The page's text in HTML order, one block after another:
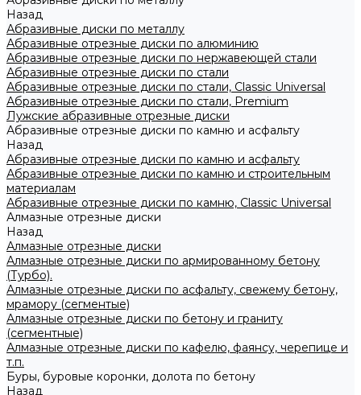
Назад
Абразивные диски по металлу
Абразивные отрезные диски по алюминию
Абразивные отрезные диски по нержавеющей стали
Абразивные отрезные диски по стали
Абразивные отрезные диски по стали, Classic Universal
Абразивные отрезные диски по стали, Premium
Лужские абразивные отрезные диски
Абразивные отрезные диски по камню и асфальту
Назад
Абразивные отрезные диски по камню и асфальту
Абразивные отрезные диски по камню и строительным
материалам
Абразивные отрезные диски по камню, Classic Universal
Алмазные отрезные диски
Назад
Алмазные отрезные диски
Алмазные отрезные диски по армированному бетону
(Турбо).
Алмазные отрезные диски по асфальту, свежему бетону,
мрамору (сегментые)
Алмазные отрезные диски по бетону и граниту
(сегментные)
Алмазные отрезные диски по кафелю, фаянсу, черепице и
т.п.
Буры, буровые коронки, долота по бетону
Назад